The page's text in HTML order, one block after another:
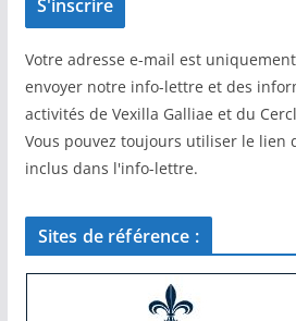
Votre adresse e-mail est
envoyer notre info-lettre et des
activités de Vexilla Galliae et du
Vous pouvez toujours utiliser le lien
inclus dans l'info-lettre.
Sites de référence :